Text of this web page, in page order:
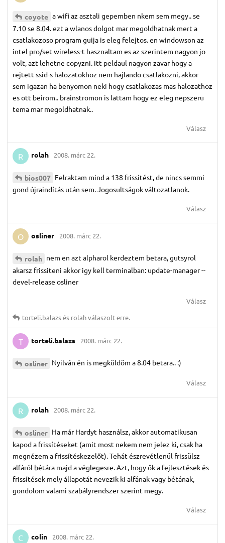
coyote a wifi az asztali gepemben nkem sem megy.. se
7.10 se 8.04. ezt a wlanos dolgot mar megoldhatnak mert a
csatlakozoso program guija is eleg felejtos. en windowson az
intel pro/set wireless-t hasznaltam es az szerintem nagyon jo
volt, azt lehetne copyzni. itt peldaul nagyon zavar hogy a
rejtett ssid-s halozatokhoz nem hajlando csatlakozni, akkor
sem igazan ha benyomon neki hogy csatlakozas mas halozathoz
es ott beirom.. brainstromon is lattam hogy ez eleg nepszeru
tema mar megoldhatnak..
Válasz
R rolah 2008. márc 22.
bios007 Felraktam mind a 138 frissítést, de nincs semmi
gond újraindítás után sem. Jogosultságok változatlanok.
Válasz
O osliner 2008. márc 22.
rolah nem en azt alpharol kerdeztem betara, gutsyrol
akarsz frissiteni akkor igy kell terminalban: update-manager --
devel-release osliner
Válasz
torteli.​balazsés rolahválaszolt erre.
T torteli.​balazs 2008. márc 22.
osliner Nyilván én is megküldöm a 8.04 betara.. :)
Válasz
R rolah 2008. márc 22.
osliner Ha már Hardyt használsz, akkor automatikusan
kapod a frissítéseket (amit most nekem nem jelez ki, csak ha
megnézem a frissítéskezelőt). Tehát észrevétlenül frissülsz
alfáról bétára majd a véglegesre. Azt, hogy ők a fejlesztések és
frissítések mely állapotát nevezik ki alfának vagy bétának,
gondolom valami szabályrendszer szerint megy.
Válasz
C colin 2008. márc 22.